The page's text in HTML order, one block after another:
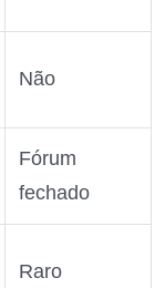
Não
Fórum
fechado
Raro